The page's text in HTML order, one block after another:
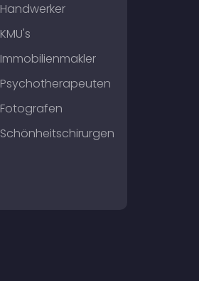
Handwerker
KMU's
Immobilienmakler
Psychotherapeuten
Fotografen
Schönheitschirurgen